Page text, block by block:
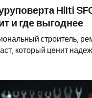
Hilti
и где выгоднее
строитель,
который ценит